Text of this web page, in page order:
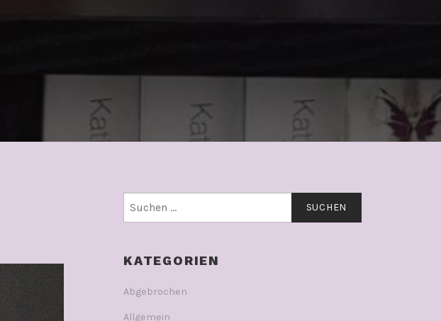
nach:
KATEGORIEN
Abgebrochen
Allgemein